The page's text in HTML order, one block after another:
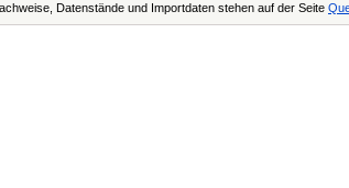
Datenstände und Importdaten stehen auf der Seite